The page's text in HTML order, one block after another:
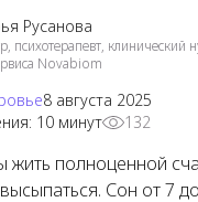
Русанова
психотерапевт, клинический
Novabiom
8 августа 2025
10 минут 132
жить полноценной
Сон от 7